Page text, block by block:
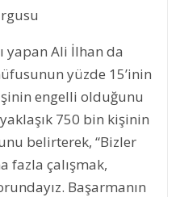
yapan Ali İlhan da
yüzde 15’inin
engelli olduğunu
750 bin kişinin
belirterek, “Bizler
fazla çalışmak,
Başarmanın